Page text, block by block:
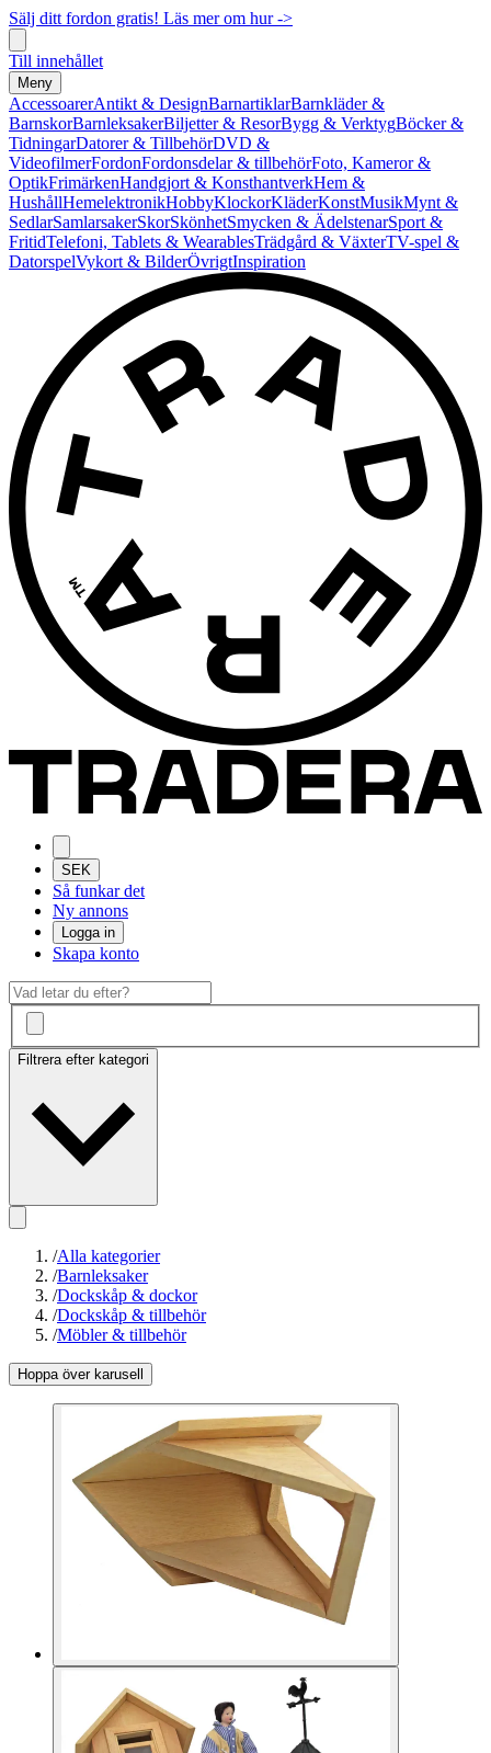
Sälj ditt fordon gratis! Läs mer om hur ->
Till innehållet
Meny
AccessoarerAntikt & DesignBarnartiklarBarnkläder &
BarnskorBarnleksakerBiljetter & ResorBygg & VerktygBöcker &
TidningarDatorer & TillbehörDVD &
VideofilmerFordonFordonsdelar & tillbehörFoto, Kameror &
OptikFrimärkenHandgjort & KonsthantverkHem &
HushållHemelektronikHobbyKlockorKläderKonstMusikMynt &
SedlarSamlarsakerSkorSkönhetSmycken & ÄdelstenarSport &
FritidTelefoni, Tablets & WearablesTrädgård & VäxterTV-spel &
DatorspelVykort & BilderÖvrigtInspiration
SEK
Så funkar det
Ny annons
Logga in
Skapa konto
Filtrera efter kategori
/Alla kategorier
/Barnleksaker
/Dockskåp & dockor
/Dockskåp & tillbehör
/Möbler & tillbehör
Hoppa över karusell